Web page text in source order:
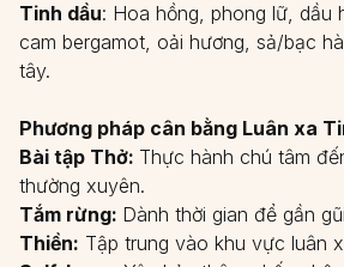
Tinh dầu: Hoa hồng, phong lữ, dầu
cam bergamot, oải hương, sả/bạc
tây.
Phương pháp cân bằng Luân xa
Bài tập Thở: Thực hành chú tâm
thường xuyên.
Tắm rừng: Dành thời gian để gần
Thiền: Tập trung vào khu vực luân